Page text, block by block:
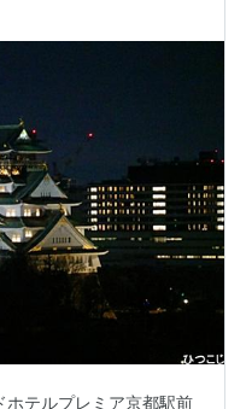
テルプレミア京都駅前